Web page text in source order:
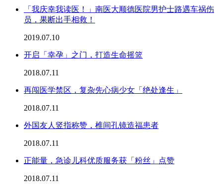
「我庆幸我读医！」南医大顺德医院男护士路遇车祸伤
员，果断出手相救！
2019.07.10
开启「幸孕」之门，打造生命摇篮
2018.07.11
再闯医学禁区，复杂先心病少女「绝处逢生」
2018.07.11
外国友人竖指称赞，椎间孔镜造福患者
2018.07.11
正能量，急诊儿科优质服务获「粉丝」点赞
2018.07.11